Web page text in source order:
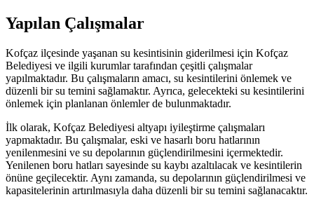
Yapılan Çalışmalar
Kofçaz ilçesinde yaşanan su kesintisinin giderilmesi için Kofçaz
Belediyesi ve ilgili kurumlar tarafından çeşitli çalışmalar
yapılmaktadır. Bu çalışmaların amacı, su kesintilerini önlemek ve
düzenli bir su temini sağlamaktır. Ayrıca, gelecekteki su kesintilerini
önlemek için planlanan önlemler de bulunmaktadır.
İlk olarak, Kofçaz Belediyesi altyapı iyileştirme çalışmaları
yapmaktadır. Bu çalışmalar, eski ve hasarlı boru hatlarının
yenilenmesini ve su depolarının güçlendirilmesini içermektedir.
Yenilenen boru hatları sayesinde su kaybı azaltılacak ve kesintilerin
önüne geçilecektir. Aynı zamanda, su depolarının güçlendirilmesi ve
kapasitelerinin artırılmasıyla daha düzenli bir su temini sağlanacaktır.